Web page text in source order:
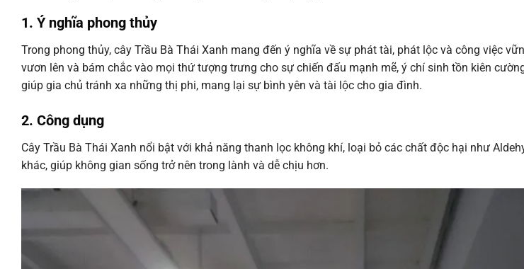
1. Ý nghĩa phong thủy
Trong phong thủy, cây Trầu Bà Thái Xanh mang đến ý nghĩa về sự phát tài, phát lộc và công việc
vươn lên và bám chắc vào mọi thứ tượng trưng cho sự chiến đấu mạnh mẽ, ý chí sinh tồn kiên
giúp gia chủ tránh xa những thị phi, mang lại sự bình yên và tài lộc cho gia đình.
2. Công dụng
Cây Trầu Bà Thái Xanh nổi bật với khả năng thanh lọc không khí, loại bỏ các chất độc hại như
khác, giúp không gian sống trở nên trong lành và dễ chịu hơn.